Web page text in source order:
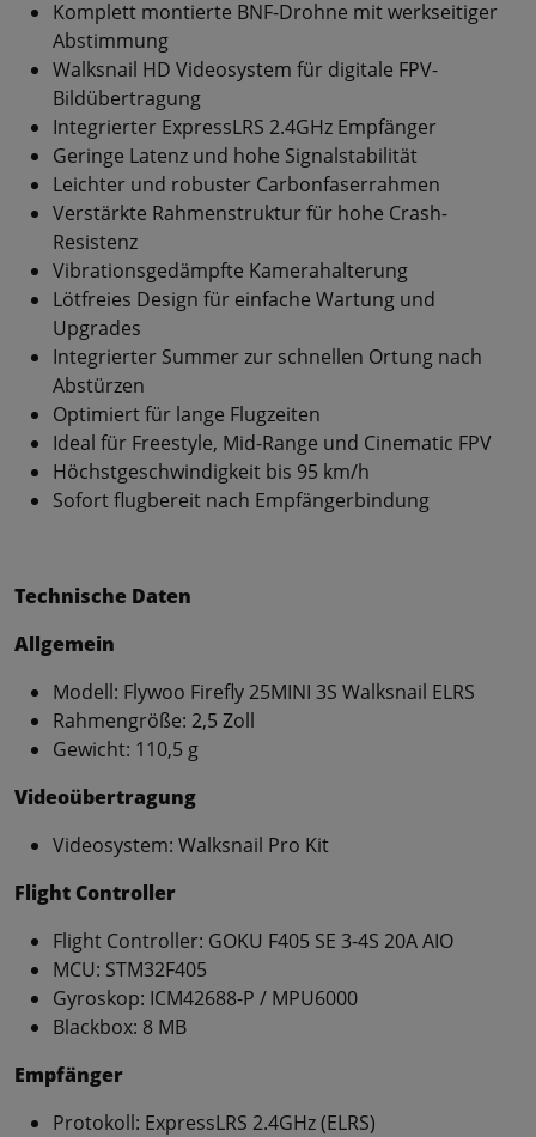
Komplett montierte BNF-Drohne mit werkseitiger
Abstimmung
Walksnail HD Videosystem für digitale FPV-
Bildübertragung
Integrierter ExpressLRS 2.4GHz Empfänger
Geringe Latenz und hohe Signalstabilität
Leichter und robuster Carbonfaserrahmen
Verstärkte Rahmenstruktur für hohe Crash-
Resistenz
Vibrationsgedämpfte Kamerahalterung
Lötfreies Design für einfache Wartung und
Upgrades
Integrierter Summer zur schnellen Ortung nach
Abstürzen
Optimiert für lange Flugzeiten
Ideal für Freestyle, Mid-Range und Cinematic FPV
Höchstgeschwindigkeit bis 95 km/h
Sofort flugbereit nach Empfängerbindung
Technische Daten
Allgemein
Modell: Flywoo Firefly 25MINI 3S Walksnail ELRS
Rahmengröße: 2,5 Zoll
Gewicht: 110,5 g
Videoübertragung
Videosystem: Walksnail Pro Kit
Flight Controller
Flight Controller: GOKU F405 SE 3-4S 20A AIO
MCU: STM32F405
Gyroskop: ICM42688-P / MPU6000
Blackbox: 8 MB
Empfänger
Protokoll: ExpressLRS 2.4GHz (ELRS)